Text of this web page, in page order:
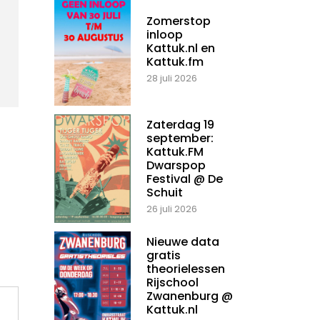
Zomerstop
inloop
Kattuk.nl en
Kattuk.fm
28 juli 2026
Zaterdag 19
september:
Kattuk.FM
Dwarspop
Festival @ De
Schuit
26 juli 2026
Nieuwe data
gratis
theorielessen
Rijschool
Zwanenburg @
Kattuk.nl